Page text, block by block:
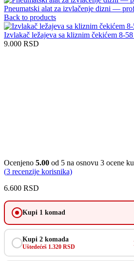
Pneumatski alat za izvlačenje dizni —
Back to products
Izvlakač ležajeva sa kliznim čekićem 8-
9.000 RSD
Ocenjeno 5.00 od 5 na osnovu 3 ocene
(3 recenzije korisnika)
6.600 RSD
Kupi 1 komad
Kupi 2 komada
Uštedećeš 1.320 RSD